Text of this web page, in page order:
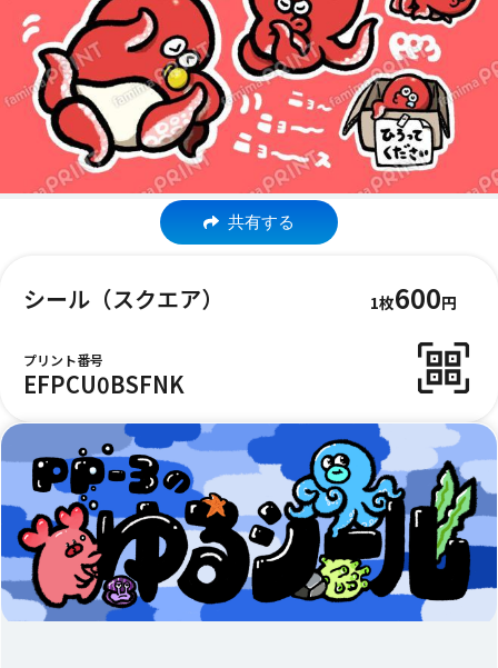
共有する
シール（スクエア） 1枚600円
プリント番号
EFPCU0BSFNK